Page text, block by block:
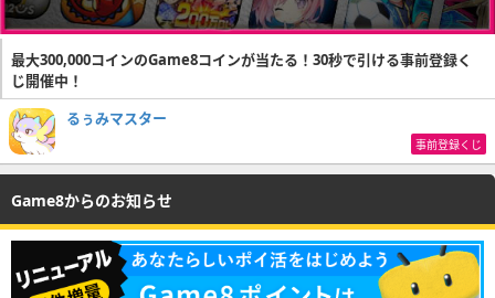
最大300,000コインのGame8コインが当たる！30秒で引ける事前登録く
じ開催中！
るぅみマスター
事前登録くじ
Game8からのお知らせ